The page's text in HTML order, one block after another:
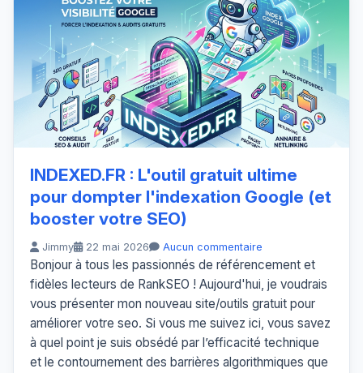
INDEXED.FR : L'outil gratuit ultime
pour dompter l'indexation Google (et
booster votre SEO)
Jimmy 22 mai 2026 Aucun commentaire
Bonjour à tous les passionnés de référencement et
fidèles lecteurs de RankSEO ! Aujourd'hui, je voudrais
vous présenter mon nouveau site/outils gratuit pour
améliorer votre seo. Si vous me suivez ici, vous savez
à quel point je suis obsédé par l’efficacité technique
et le contournement des barrières algorithmiques que